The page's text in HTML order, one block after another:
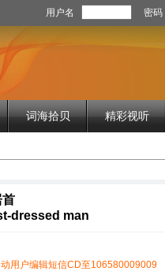
用户名 密码
词海拾贝 精彩视听
首
dressed man
用户编辑短信CD至106580009009